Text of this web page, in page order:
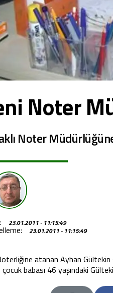
Noter
Noter
23.01.2011 - 11:15:49
23.01.2011 - 11:15:49
atanan Ayhan Gültekin
babası 46 yaşındaki